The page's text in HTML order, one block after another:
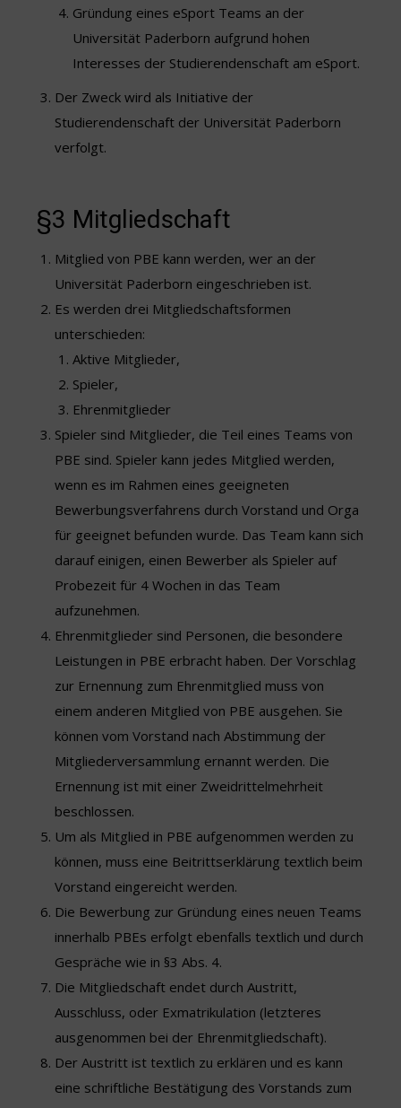
Gründung eines eSport Teams an der
Universität Paderborn aufgrund hohen
Interesses der Studierendenschaft am eSport.
Der Zweck wird als Initiative der
Studierendenschaft der Universität Paderborn
verfolgt.
§3 Mitgliedschaft
Mitglied von PBE kann werden, wer an der
Universität Paderborn eingeschrieben ist.
Es werden drei Mitgliedschaftsformen
unterschieden:
Aktive Mitglieder,
Spieler,
Ehrenmitglieder
Spieler sind Mitglieder, die Teil eines Teams von
PBE sind. Spieler kann jedes Mitglied werden,
wenn es im Rahmen eines geeigneten
Bewerbungsverfahrens durch Vorstand und Orga
für geeignet befunden wurde. Das Team kann sich
darauf einigen, einen Bewerber als Spieler auf
Probezeit für 4 Wochen in das Team
aufzunehmen.
Ehrenmitglieder sind Personen, die besondere
Leistungen in PBE erbracht haben. Der Vorschlag
zur Ernennung zum Ehrenmitglied muss von
einem anderen Mitglied von PBE ausgehen. Sie
können vom Vorstand nach Abstimmung der
Mitgliederversammlung ernannt werden. Die
Ernennung ist mit einer Zweidrittelmehrheit
beschlossen.
Um als Mitglied in PBE aufgenommen werden zu
können, muss eine Beitrittserklärung textlich beim
Vorstand eingereicht werden.
Die Bewerbung zur Gründung eines neuen Teams
innerhalb PBEs erfolgt ebenfalls textlich und durch
Gespräche wie in §3 Abs. 4.
Die Mitgliedschaft endet durch Austritt,
Ausschluss, oder Exmatrikulation (letzteres
ausgenommen bei der Ehrenmitgliedschaft).
Der Austritt ist textlich zu erklären und es kann
eine schriftliche Bestätigung des Vorstands zum